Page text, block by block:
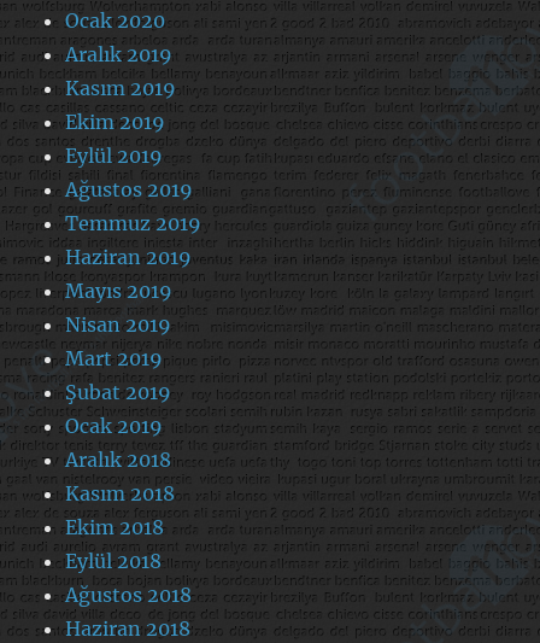
Ocak 2020
Aralık 2019
Kasım 2019
Ekim 2019
Eylül 2019
Ağustos 2019
Temmuz 2019
Haziran 2019
Mayıs 2019
Nisan 2019
Mart 2019
Şubat 2019
Ocak 2019
Aralık 2018
Kasım 2018
Ekim 2018
Eylül 2018
Ağustos 2018
Haziran 2018